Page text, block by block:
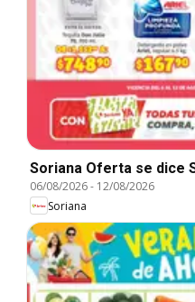
Soriana Oferta se dice
06/08/2026- 12/08/2026
Soriana